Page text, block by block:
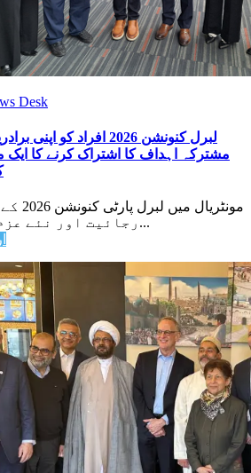
Desk
لبرل کنونشن 2026 افراد
مشترکہ اہداف کا اشتراک کرنے کا ایک
رجائیت اور نئے عزم سے بھرے ہوئے...